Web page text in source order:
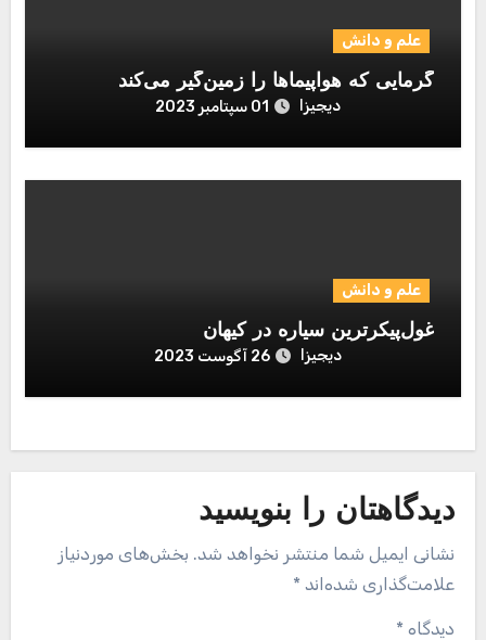
علم و دانش
گرمایی که هواپیماها را زمین‌گیر می‌کند
دیجیزا 01 سپتامبر 2023
علم و دانش
غول‌پیکرترین سیاره در کیهان
دیجیزا 26 آگوست 2023
دیدگاهتان را بنویسید
نشانی ایمیل شما منتشر نخواهد شد. بخش‌های موردنیاز
علامت‌گذاری شده‌اند *
دیدگاه *